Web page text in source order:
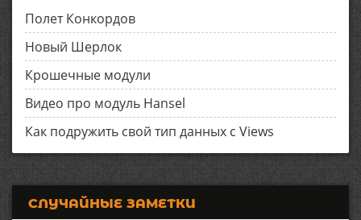
Полет Конкордов
Новый Шерлок
Крошечные модули
Видео про модуль Hansel
Как подружить свой тип данных с Views
СЛУЧАЙНЫЕ ЗАМЕТКИ